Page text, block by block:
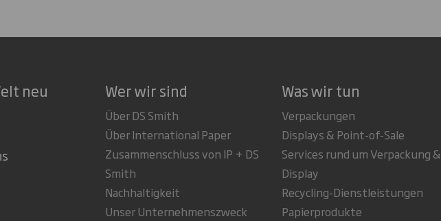
neu
Wer wir sind
Über DS Smith
Über International Paper
Zusammenschluss von IP + DS
Smith
Nachhaltigkeit
Unser Unternehmenszweck
Was wir tun
Verpackungen
Displays & Point-of-Sale
Services rund um Verpackung &
Display
Recycling-Dienstleistungen
Papierprodukte